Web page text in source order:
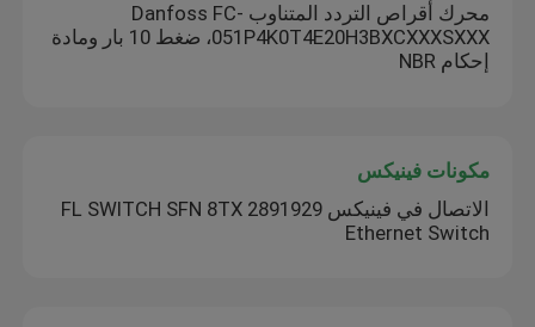
محرك أقراص التردد المتناوب Danfoss FC-
051P4K0T4E20H3BXCXXXSXXX، ضغط 10 بار ومادة
إحكام NBR
مكونات فينيكس
الاتصال في فينيكس FL SWITCH SFN 8TX 2891929
Ethernet Switch